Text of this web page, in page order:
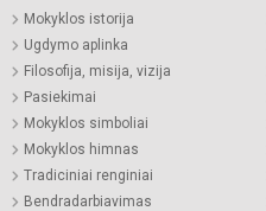
Mokyklos istorija
Ugdymo aplinka
Filosofija, misija, vizija
Pasiekimai
Mokyklos simboliai
Mokyklos himnas
Tradiciniai renginiai
Bendradarbiavimas